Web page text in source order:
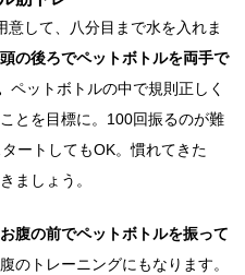
して、八分目まで水を入れま
の後ろでペットボトルを両手で
ペットボトルの中で規則正しく
とを目標に。100回振るのが難
ートしてもOK。慣れてきた
ましょう。
腹の前でペットボトルを振って
のトレーニングにもなります。